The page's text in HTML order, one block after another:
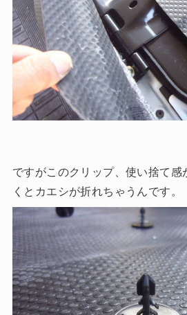
ですがこのクリップ、使い捨て感
くとカエシが折れちゃうんです。